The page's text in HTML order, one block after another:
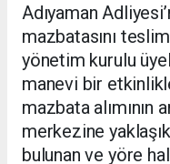
Adıyaman
mazbatasını
yönetim kurulu
manevi bir
mazbata alımının
merkezine
bulunan ve yöre